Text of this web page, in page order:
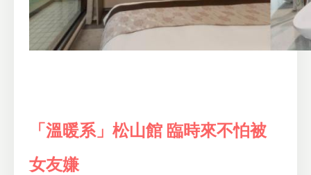
「溫暖系」松山館 臨時來不怕被
女友嫌